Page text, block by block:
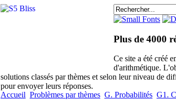
Plus de 4000
Ce site a été créé
d'arithmétique.
solutions classés par thèmes et selon leur niveau de
pour envoyer leurs réponses.
Accueil Problèmes par thèmes G. Probabilités G1.